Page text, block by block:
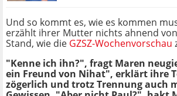
Und so kommt es, wie es kommen
erzählt ihrer Mutter nichts ahnend
Stand, wie die GZSZ-Wochenvorschau
"Kenne ich ihn?", fragt Maren
ein Freund von Nihat", erklärt ihre
zögerlich und trotz Trennung auch